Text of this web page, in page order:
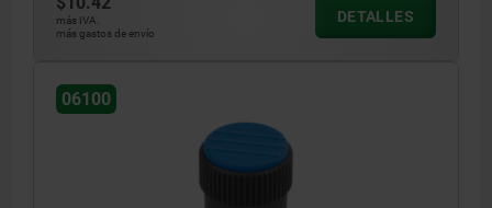
más IVA.
más gastos de envío
DETALLES
06100